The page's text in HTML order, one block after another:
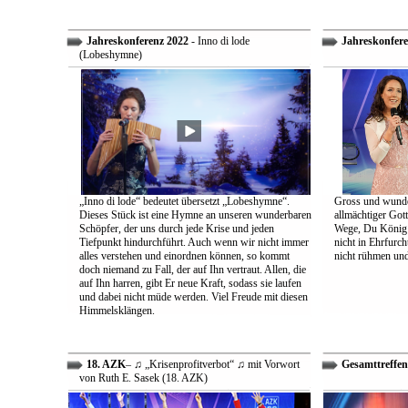
Jahreskonferenz 2022- Inno di lode
(Lobeshymne)
„Inno di lode“ bedeutet übersetzt „Lobeshymne“.
Dieses Stück ist eine Hymne an unseren wunderbaren
Schöpfer, der uns durch jede Krise und jeden
Tiefpunkt hindurchführt. Auch wenn wir nicht immer
alles verstehen und einordnen können, so kommt
doch niemand zu Fall, der auf Ihn vertraut. Allen, die
auf Ihn harren, gibt Er neue Kraft, sodass sie laufen
und dabei nicht müde werden. Viel Freude mit diesen
Himmelsklängen.
Gross und
allmächtiger
Wege, Du
nicht in
nicht rühmen
18. AZK– ♫ „Krisenprofitverbot“ ♫ mit Vorwort
von Ruth E. Sasek (18. AZK)